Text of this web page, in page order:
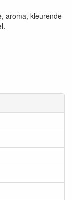
aroma, kleurende